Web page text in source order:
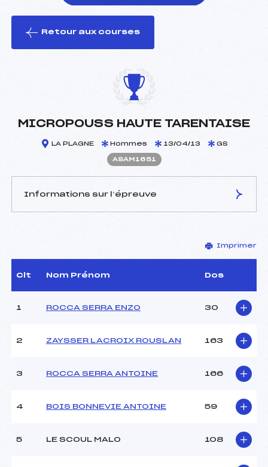
le ski
Retour aux courses
MICROPOUSS HAUTE TARENTAISE
LA PLAGNE Hommes 13/04/13 GS
ASAM1651
Informations sur l’épreuve
–
Arbitre :
–
Assistant :
LOGNAN
Altitude arrivée :
2507/02/10
MANCHE 1
Imprimer
Clt Nom Prénom Dos
1 ROCCA SERRA ENZO 30
2 ZAYSSER LACROIX ROUSLAN 163
3 ROCCA SERRA ANTOINE 166
4 BOIS BONNEVIE ANTOINE 59
5 LE SCOUL MALO 108